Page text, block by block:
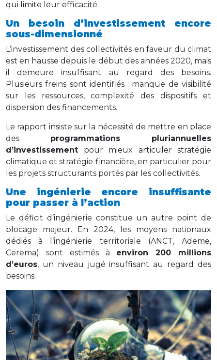
qui limite leur efficacité.
Un besoin d’investissement encore
sous-dimensionné
L’investissement des collectivités en faveur du climat
est en hausse depuis le début des années 2020, mais
il demeure insuffisant au regard des besoins.
Plusieurs freins sont identifiés : manque de visibilité
sur les ressources, complexité des dispositifs et
dispersion des financements.
Le rapport insiste sur la nécessité de mettre en place
des programmations pluriannuelles
d’investissement pour mieux articuler stratégie
climatique et stratégie financière, en particulier pour
les projets structurants portés par les collectivités.
Une ingénierie encore insuffisante
pour passer à l’action
Le déficit d’ingénierie constitue un autre point de
blocage majeur. En 2024, les moyens nationaux
dédiés à l’ingénierie territoriale (ANCT, Ademe,
Cerema) sont estimés à environ 200 millions
d’euros, un niveau jugé insuffisant au regard des
besoins.